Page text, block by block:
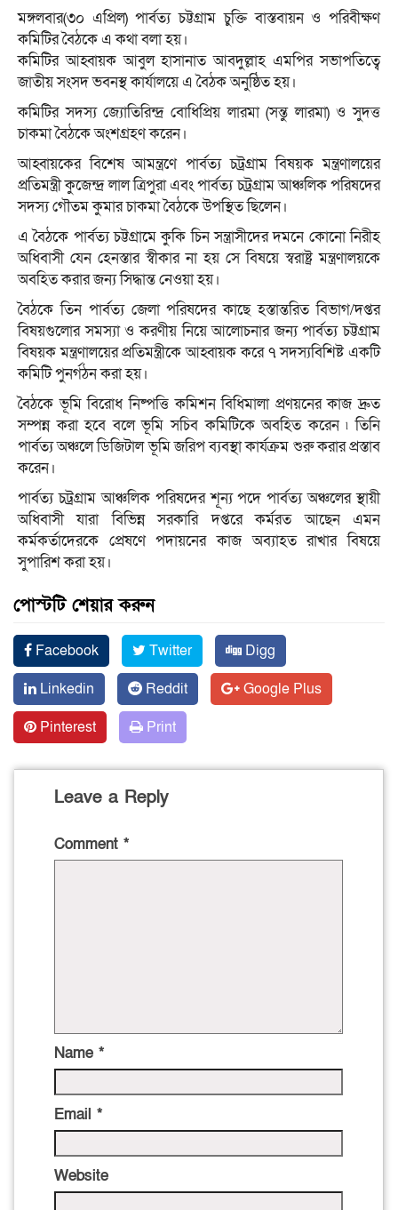
মঙ্গলবার(৩০ এপ্রিল) পার্বত্য চট্টগ্রাম চুক্তি বাস্তবায়ন ও পরিবীক্ষণ
কমিটির বৈঠকে এ কথা বলা হয়।
কমিটির আহ্বায়ক আবুল হাসানাত আবদুল্লাহ এমপির সভাপতিত্বে
জাতীয় সংসদ ভবনস্থ কার্যালয়ে এ বৈঠক অনুষ্ঠিত হয়।
কমিটির সদস্য জ্যোতিরিন্দ্র বোধিপ্রিয় লারমা (সন্তু লারমা) ও সুদত্ত
চাকমা বৈঠকে অংশগ্রহণ করেন।
আহ্বায়কের বিশেষ আমন্ত্রণে পার্বত্য চট্রগ্রাম বিষয়ক মন্ত্রণালয়ের
প্রতিমন্ত্রী কুজেন্দ্র লাল ত্রিপুরা এবং পার্বত্য চট্রগ্রাম আঞ্চলিক পরিষদের
সদস্য গৌতম কুমার চাকমা বৈঠকে উপস্থিত ছিলেন।
এ বৈঠকে পার্বত্য চট্টগ্রামে কুকি চিন সন্ত্রাসীদের দমনে কোনো নিরীহ
অধিবাসী যেন হেনস্তার স্বীকার না হয় সে বিষয়ে স্বরাষ্ট্র মন্ত্রণালয়কে
অবহিত করার জন্য সিদ্ধান্ত নেওয়া হয়।
বৈঠকে তিন পার্বত্য জেলা পরিষদের কাছে হস্তান্তরিত বিভাগ/দপ্তর
বিষয়গুলোর সমস্যা ও করণীয় নিয়ে আলোচনার জন্য পার্বত্য চট্টগ্রাম
বিষয়ক মন্ত্রণালয়ের প্রতিমন্ত্রীকে আহ্বায়ক করে ৭ সদস্যবিশিষ্ট একটি
কমিটি পুনর্গঠন করা হয়।
বৈঠকে ভূমি বিরোধ নিষ্পত্তি কমিশন বিধিমালা প্রণয়নের কাজ দ্রুত
সম্পন্ন করা হবে বলে ভূমি সচিব কমিটিকে অবহিত করেন ৷ তিনি
পার্বত্য অঞ্চলে ডিজিটাল ভূমি জরিপ ব্যবস্থা কার্যক্রম শুরু করার প্রস্তাব
করেন।
পার্বত্য চট্রগ্রাম আঞ্চলিক পরিষদের শূন্য পদে পার্বত্য অঞ্চলের স্থায়ী
অধিবাসী যারা বিভিন্ন সরকারি দপ্তরে কর্মরত আছেন এমন
কর্মকর্তাদেরকে প্রেষণে পদায়নের কাজ অব্যাহত রাখার বিষয়ে
সুপারিশ করা হয়।
পোস্টটি শেয়ার করুন
Facebook Twitter
Digg
Linkedin
Reddit
Google Plus
Pinterest
Print
Leave a Reply
Comment *
Name *
Email *
Website